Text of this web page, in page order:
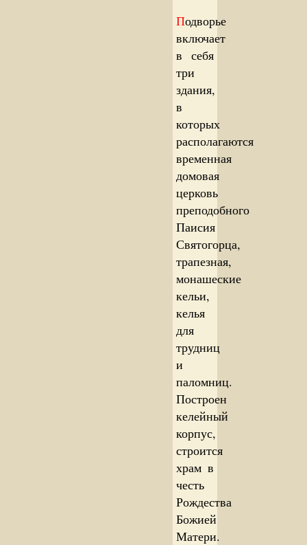
Подворье
включает
в себя
три
здания,
в
которых
располагаются
временная
домовая
церковь
преподобного
Паисия
Святогорца,
трапезная,
монашеские
кельи,
келья
для
трудниц
и
паломниц.
Построен
келейный
корпус,
строится
храм в
честь
Рождества
Божией
Матери.